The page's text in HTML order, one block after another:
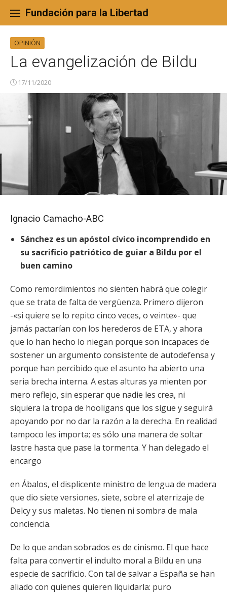
content
Fundación para la Libertad
OPINIÓN
La evangelización de Bildu
17/11/2020
Ignacio Camacho-ABC
Sánchez es un apóstol cívico incomprendido en
su sacrificio patriótico de guiar a Bildu por el
buen camino
Como remordimientos no sienten habrá que colegir
que se trata de falta de vergüenza. Primero dijeron
-«si quiere se lo repito cinco veces, o veinte»- que
jamás pactarían con los herederos de ETA, y ahora
que lo han hecho lo niegan porque son incapaces de
sostener un argumento consistente de autodefensa y
porque han percibido que el asunto ha abierto una
seria brecha interna. A estas alturas ya mienten por
mero reflejo, sin esperar que nadie les crea, ni
siquiera la tropa de hooligans que los sigue y seguirá
apoyando por no dar la razón a la derecha. En realidad
tampoco les importa; es sólo una manera de soltar
lastre hasta que pase la tormenta. Y han delegado el
encargo
en Ábalos, el displicente ministro de lengua de madera
que dio siete versiones, siete, sobre el aterrizaje de
Delcy y sus maletas. No tienen ni sombra de mala
conciencia.
De lo que andan sobrados es de cinismo. El que hace
falta para convertir el indulto moral a Bildu en una
especie de sacrificio. Con tal de salvar a España se han
aliado con quienes quieren liquidarla: puro